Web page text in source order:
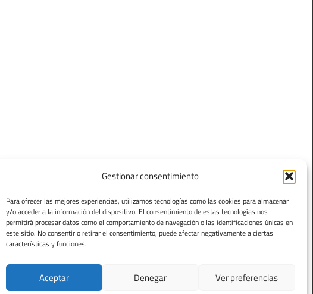
Gestionar consentimiento
Para ofrecer las mejores experiencias, utilizamos tecnologías como las cookies para almacenar
y/o acceder a la información del dispositivo. El consentimiento de estas tecnologías nos
permitirá procesar datos como el comportamiento de navegación o las identificaciones únicas en
este sitio. No consentir o retirar el consentimiento, puede afectar negativamente a ciertas
características y funciones.
Aceptar Denegar Ver preferencias